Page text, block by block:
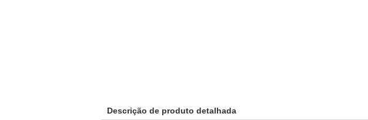
Descrição de produto detalhada